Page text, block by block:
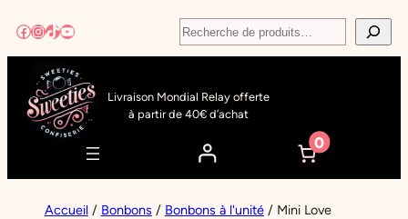
au
contenu
Facebook
Instagram
TikTok
YouTube Recherche
Livraison Mondial Relay offerte
à partir de 40€ d’achat
0
Accueil/ Bonbons / Bonbons à l'unité/ Mini Love